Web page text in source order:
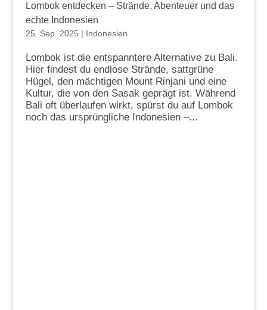
Lombok entdecken – Strände, Abenteuer und das
echte Indonesien
25. Sep. 2025 | Indonesien
Lombok ist die entspanntere Alternative zu Bali.
Hier findest du endlose Strände, sattgrüne
Hügel, den mächtigen Mount Rinjani und eine
Kultur, die von den Sasak geprägt ist. Während
Bali oft überlaufen wirkt, spürst du auf Lombok
noch das ursprüngliche Indonesien –...